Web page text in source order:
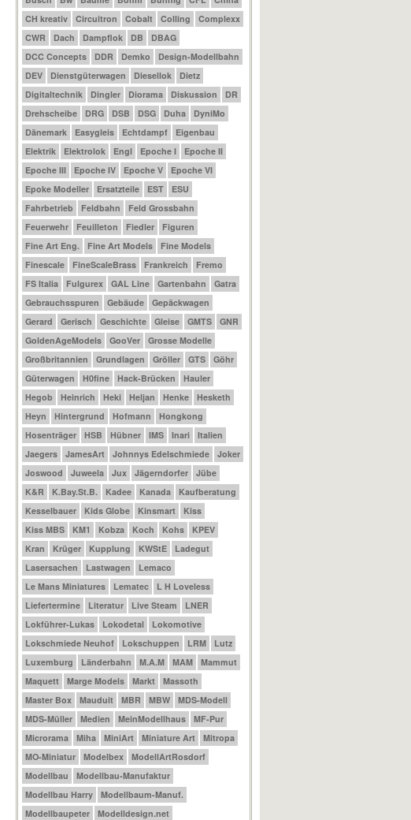
CH kreativ
Circuitron Cobalt Colling
Complexx
CWR
Dach Dampflok DB
DBAG
DCC Concepts
DDR Demko
Design-Modellbahn
DEV
Dienstgüterwagen Diesellok
Dietz
Digitaltechnik
Dingler Diorama Diskussion
DR
Drehscheibe
DRG DSB DSG Duha
DyniMo
Dänemark
Easygleis Echtdampf
Eigenbau
Elektrik
Elektrolok Engl Epoche I
Epoche II
Epoche III
Epoche IV Epoche V
Epoche VI
Epoke Modeller
Ersatzteile EST
ESU
Fahrbetrieb
Feldbahn
Feld Grossbahn
Feuerwehr
Feuilleton Fiedler
Figuren
Fine Art Eng.
Fine Art Models
Fine Models
Finescale
FineScaleBrass Frankreich
Fremo
FS Italia
Fulgurex GAL Line Gartenbahn
Gatra
Gebrauchsspuren
Gebäude
Gepäckwagen
Gerard
Gerisch Geschichte Gleise GMTS
GNR
GoldenAgeModels
GooVer
Grosse Modelle
Großbritannien
Grundlagen Gröller GTS
Göhr
Güterwagen
H0fine Hack-Brücken
Hauler
Hegob
Heinrich Heki Heljan Henke
Hesketh
Heyn
Hintergrund Hofmann
Hongkong
Hosenträger
HSB Hübner IMS Inari
Italien
Jaegers
JamesArt Johnnys Edelschmiede
Joker
Joswood
Juweela Jux Jägerndorfer
Jübe
K&R
K.Bay.St.B. Kadee Kanada
Kaufberatung
Kesselbauer
Kids Globe Kinsmart
Kiss
Kiss MBS
KM1 Kobza Koch Kohs
KPEV
Kran
Krüger Kupplung KWStE
Ladegut
Lasersachen
Lastwagen
Lemaco
Le Mans Miniatures
Lematec
L H Loveless
Liefertermine
Literatur Live Steam
LNER
Lokführer-Lukas
Lokodetal
Lokomotive
Lokschmiede Neuhof
Lokschuppen LRM
Lutz
Luxemburg
Länderbahn M.A.M MAM
Mammut
Maquett
Marge Models Markt
Massoth
Master Box
Mauduit MBR MBW
MDS-Modell
MDS-Müller
Medien MeinModellhaus
MF-Pur
Microrama
Miha MiniArt Miniature Art
Mitropa
MO-Miniatur
Modelbex
ModellArtRosdorf
Modellbau
Modellbau-Manufaktur
Modellbau Harry
Modellbaum-Manuf.
Modellbaupeter
Modelldesign.net